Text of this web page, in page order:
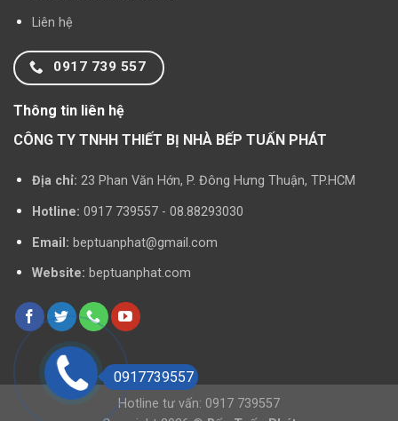
Liên hệ
0917 739 557
Thông tin liên hệ
CÔNG TY TNHH THIẾT BỊ NHÀ BẾP TUẤN PHÁT
Địa chỉ: 23 Phan Văn Hớn, P. Đông Hưng Thuận, TP.HCM
Hotline: 0917 739557 - 08.88293030
Email: beptuanphat@gmail.com
Website: beptuanphat.com
Hotline tư vấn: 0917 739557
0917739557